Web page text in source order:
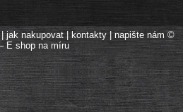
jak nakupovat|kontakty|napište nám ©
E shop na míru